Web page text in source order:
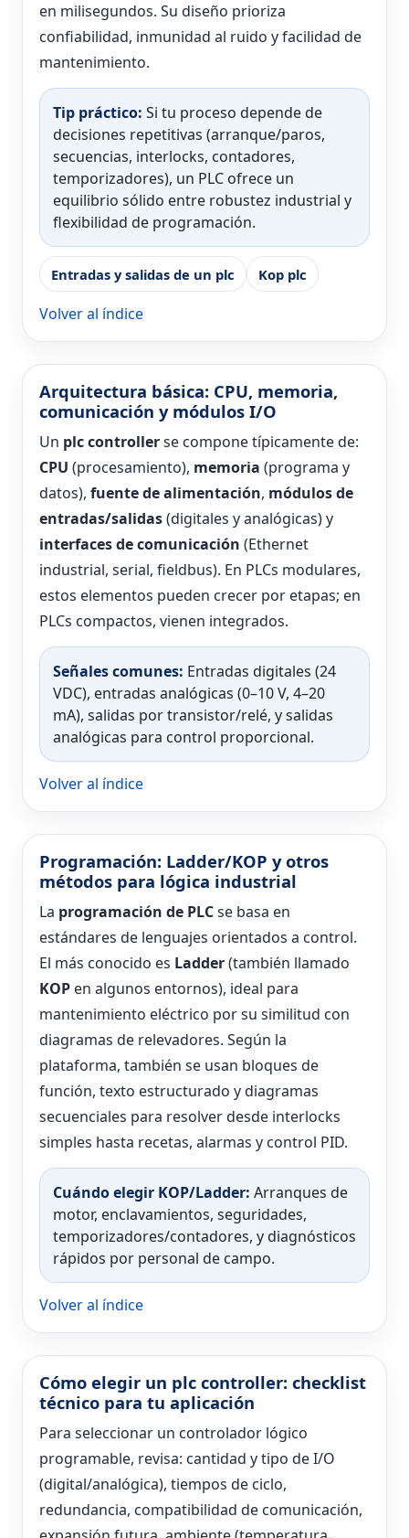
en milisegundos. Su diseño prioriza
confiabilidad, inmunidad al ruido y facilidad de
mantenimiento.
Tip práctico: Si tu proceso depende de
decisiones repetitivas (arranque/paros,
secuencias, interlocks, contadores,
temporizadores), un PLC ofrece un
equilibrio sólido entre robustez industrial y
flexibilidad de programación.
Entradas y salidas de un plc Kop plc
Volver al índice
Arquitectura básica: CPU, memoria,
comunicación y módulos I/O
Un plc controllerse compone típicamente de:
CPU (procesamiento), memoria (programa y
datos), fuente de alimentación, módulos de
entradas/salidas(digitales y analógicas) y
interfaces de comunicación (Ethernet
industrial, serial, fieldbus). En PLCs modulares,
estos elementos pueden crecer por etapas; en
PLCs compactos, vienen integrados.
Señales comunes: Entradas digitales (24
VDC), entradas analógicas (0–10 V, 4–20
mA), salidas por transistor/relé, y salidas
analógicas para control proporcional.
Volver al índice
Programación: Ladder/KOP y otros
métodos para lógica industrial
La programación de PLCse basa en
estándares de lenguajes orientados a control.
El más conocido es Ladder(también llamado
KOP en algunos entornos), ideal para
mantenimiento eléctrico por su similitud con
diagramas de relevadores. Según la
plataforma, también se usan bloques de
función, texto estructurado y diagramas
secuenciales para resolver desde interlocks
simples hasta recetas, alarmas y control PID.
Cuándo elegir KOP/Ladder: Arranques de
motor, enclavamientos, seguridades,
temporizadores/contadores, y diagnósticos
rápidos por personal de campo.
Volver al índice
Cómo elegir un plc controller: checklist
técnico para tu aplicación
Para seleccionar un controlador lógico
programable, revisa: cantidad y tipo de I/O
(digital/analógica), tiempos de ciclo,
redundancia, compatibilidad de comunicación,